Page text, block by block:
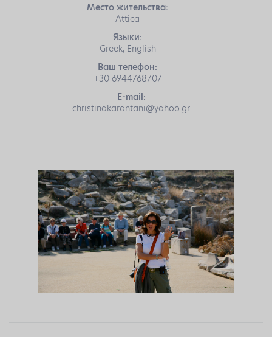
Место жительства:
Attica
Языки:
Greek, English
Ваш телефон:
+30 6944768707
E-mail:
christinakarantani@yahoo.gr